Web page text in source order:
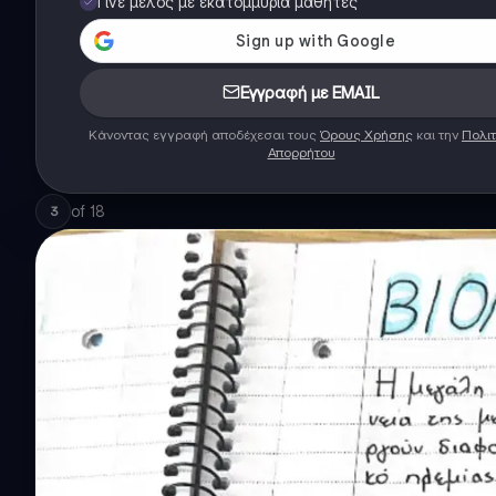
Εγγραφή με EMAIL
Κάνοντας εγγραφή αποδέχεσαι τους Όρους Χρήσης και την
Απορρήτου
3 of 18